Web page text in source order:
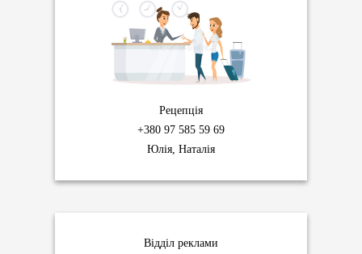
Рецепція
+380 97 585 59 69
Юлія, Наталія
Відділ реклами